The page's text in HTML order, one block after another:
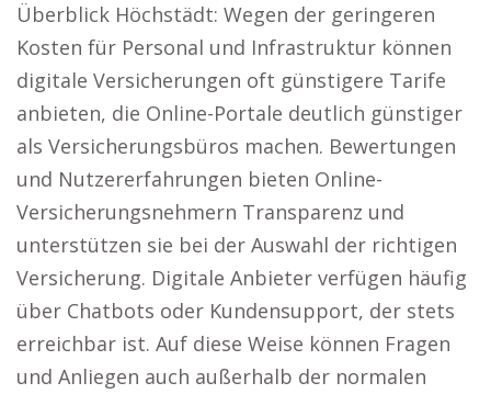
Überblick Höchstädt: Wegen der geringeren
Kosten für Personal und Infrastruktur können
digitale Versicherungen oft günstigere Tarife
anbieten, die Online-Portale deutlich günstiger
als Versicherungsbüros machen. Bewertungen
und Nutzererfahrungen bieten Online-
Versicherungsnehmern Transparenz und
unterstützen sie bei der Auswahl der richtigen
Versicherung. Digitale Anbieter verfügen häufig
über Chatbots oder Kundensupport, der stets
erreichbar ist. Auf diese Weise können Fragen
und Anliegen auch außerhalb der normalen